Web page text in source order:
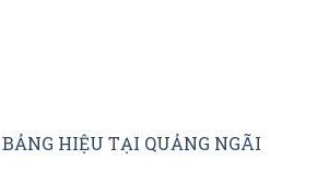
HIỆU TẠI QUẢNG NGÃI